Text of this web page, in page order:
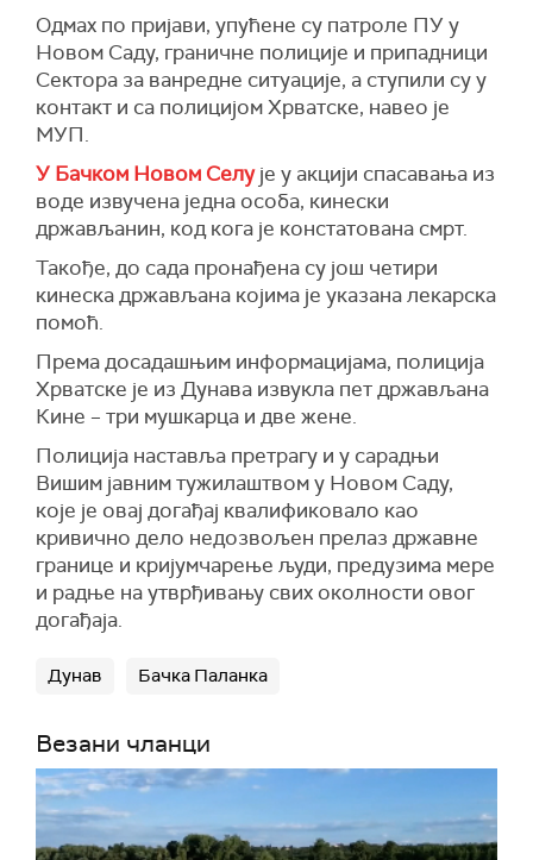
Одмах по пријави, упућене су патроле ПУ у
Новом Саду, граничне полиције и припадници
Сектора за ванредне ситуације, а ступили су у
контакт и са полицијом Хрватске, навео је
МУП.
У Бачком Новом Селује у акцији спасавања из
воде извучена једна особа, кинески
држављанин, код кога је констатована смрт.
Такође, до сада пронађена су још четири
кинеска држављана којима је указана лекарска
помоћ.
Према досадашњим информацијама, полиција
Хрватске је из Дунава извукла пет држављана
Кине – три мушкарца и две жене.
Полиција наставља претрагу и у сарадњи
Вишим јавним тужилаштвом у Новом Саду,
које је овај догађај квалификовало као
кривично дело недозвољен прелаз државне
границе и кријумчарење људи, предузима мере
и радње на утврђивању свих околности овог
догађаја.
Дунав Бачка Паланка
Везани чланци